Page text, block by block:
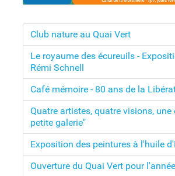
Club nature au Quai Vert
Le royaume des écureuils -
Rémi Schnell
Café mémoire - 80 ans de la
Quatre artistes, quatre visions,
petite galerie"
Exposition des peintures à l'huile
Ouverture du Quai Vert pour